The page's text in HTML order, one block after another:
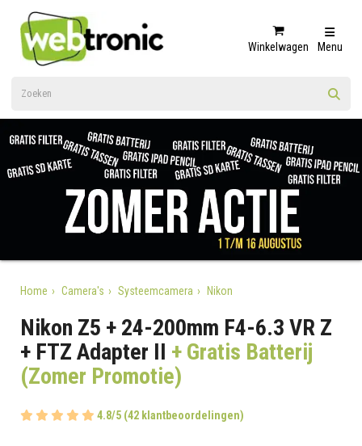
Winkelwagen Menu
Home Camera's Systeemcamera Nikon
Nikon Z5 + 24-200mm F4-6.3 VR Z
+ FTZ Adapter II + Gratis Batterij
(Zomer Promotie)
4.8/5 (42 klantbeoordelingen)